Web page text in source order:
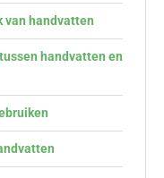
van handvatten
handvatten en